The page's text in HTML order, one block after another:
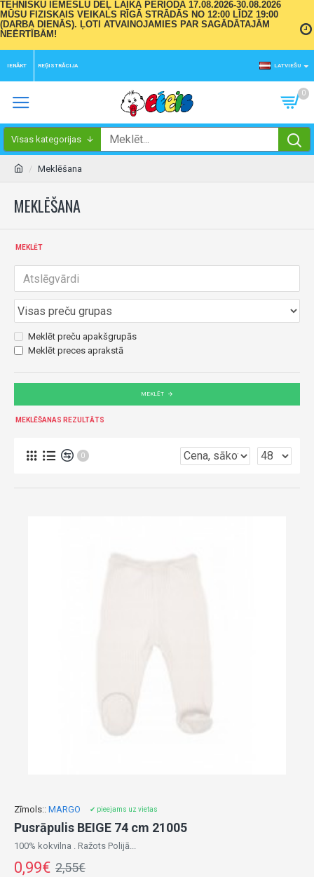
TEHNISKU IEMESLU DĒĻ LAIKA PERIODĀ 17.08.2026-30.08.2026
MŪSU FIZISKAIS VEIKALS RĪGĀ STRĀDĀS NO 12:00 LĪDZ 19:00
(DARBA DIENĀS). ĻOTI ATVAINOJAMIES PAR SAGĀDĀTAJĀM
NEĒRTĪBĀM!
IENĀKT REĢISTRĀCIJA LATVIEŠU
0
Visas kategorijas
Meklēšana
MEKLĒŠANA
MEKLĒT
Meklēt preču apakšgrupās
Meklēt preces aprakstā
MEKLĒT
MEKLĒŠANAS REZULTĀTS
0
Zīmols:: MARGO ✔ pieejams uz vietas
Pusrāpulis BEIGE 74 cm 21005
100% kokvilna . Ražots Polijā...
0,99€ 2,55€